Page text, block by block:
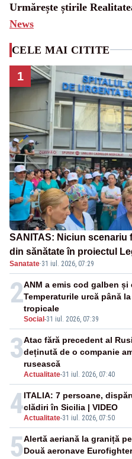
Urmărește știrile
News
CELE MAI CITITE
1
SANITAS: Niciun scenariu
din sănătate în proiectul
Sanatate·31 iul. 2026, 07:29
2
Social -31 iul. 2026, 07:39
ANM a emis cod galben
Temperaturile urcă până
tropicale
3
Actualitate-31 iul. 2026, 07:40
Atac fără precedent al
deținută de o companie
rusească
4Actualitate-31 iul. 2026, 07:50
ITALIA: 7 persoane,
clădiri în Sicilia | VIDEO
5Alertă aeriană la graniță
Două aeronave